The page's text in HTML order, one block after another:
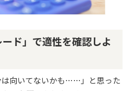
ド」で適性を確認しよ
は向いてないかも……」と思った